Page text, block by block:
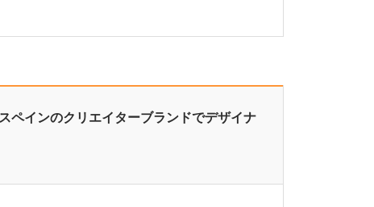
ペインのクリエイターブランドでデザイナ